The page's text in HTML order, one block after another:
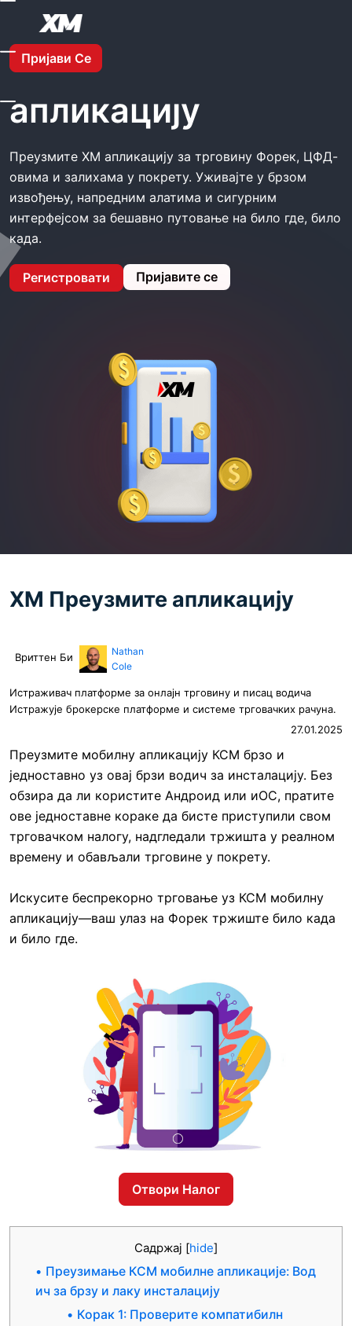
Пријави Се
Хоме XM Преузмите Апликацију
XM Преузмите
апликацију
Преузмите XM апликацију за трговину Форек, ЦФД-
овима и залихама у покрету. Уживајте у брзом
извођењу, напредним алатима и сигурним
интерфејсом за бешавно путовање на било где, било
када.
Регистровати Пријавите се
XM Преузмите апликацију
Вриттен Би
Nathan
Cole
Истраживач платформе за онлајн трговину и писац водича
Истражује брокерске платформе и системе трговачких рачуна.
27.01.2025
Преузмите мобилну апликацију КСМ брзо и
једноставно уз овај брзи водич за инсталацију. Без
обзира да ли користите Андроид или иОС, пратите
ове једноставне кораке да бисте приступили свом
трговачком налогу, надгледали тржишта у реалном
времену и обављали трговине у покрету.
Искусите беспрекорно трговање уз КСМ мобилну
апликацију—ваш улаз на Форек тржиште било када
и било где.
Отвори Налог
Садржај [hide]
Преузимање КСМ мобилне апликације: Вод
ич за брзу и лаку инсталацију
Корак 1: Проверите компатибилн